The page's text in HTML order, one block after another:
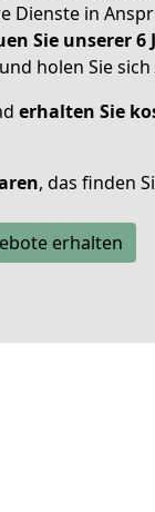
Dienste in
Sie unserer 6
holen Sie
erhalten Sie
, das finden
erhalten